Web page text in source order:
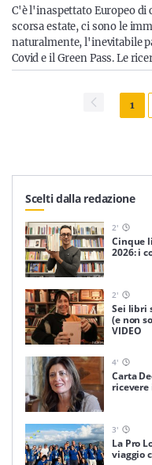
C'è l'inaspettato Europeo di
scorsa estate, ci sono le
naturalmente, l'inevitabile
Covid e il Green Pass. Le
1
Scelti dalla redazione
2'
Cinque
2026: i
2'
Sei libri
(e non
VIDEO
4'
Carta
3'
La Pro
viaggio